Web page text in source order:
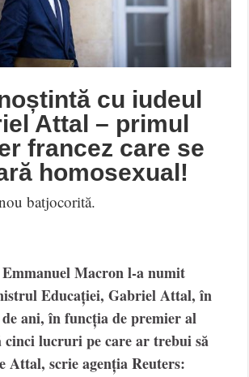
cu iudeul
Attal – primul
francez care se
homosexual!
batjocorită.
Emmanuel Macron l-a numit
Educației, Gabriel Attal, în
ani, în funcția de premier al
lucruri pe care ar trebui să
Attal, scrie agenția Reuters: